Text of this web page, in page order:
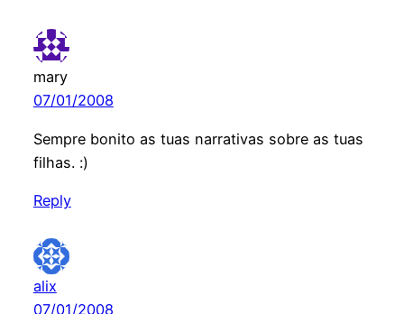
mary
07/01/2008
Sempre bonito as tuas narrativas sobre as tuas
filhas. :)
Reply
alix
07/01/2008